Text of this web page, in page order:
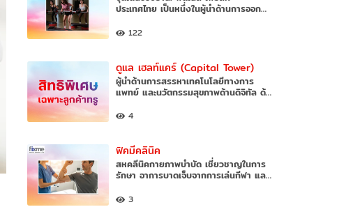
ประเทศไทย เป็นหนึ่งในผู้นำด้านการออก…
122
ดูแล เฮลท์แคร์ (Capital Tower)
ผู้นำด้านการสรรหาเทคโนโลยีทางการ
แพทย์ และนวัตกรรมสุขภาพด้านดิจิทัล ด้…
4
ฟิคมีคลินิค
สหคลีนิคกายภาพบำบัด เชี่ยวชาญในการ
รักษา อาการบาดเจ็บจากการเล่นกีฬา แล…
3